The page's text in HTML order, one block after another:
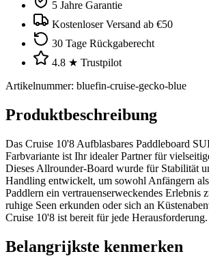
5 Jahre Garantie
Kostenloser Versand ab €50
30 Tage Rückgaberecht
4.8 ★ Trustpilot
Artikelnummer: bluefin-cruise-gecko-blue
Produktbeschreibung
Das Cruise 10'8 Aufblasbares Paddleboard
Farbvariante ist Ihr idealer Partner für
Dieses Allrounder-Board wurde für Stabilität
Handling entwickelt, um sowohl Anfängern
Paddlern ein vertrauenserweckendes Erlebnis
ruhige Seen erkunden oder sich an
Cruise 10'8 ist bereit für jede Herausforderung.
Belangrijkste kenmerken